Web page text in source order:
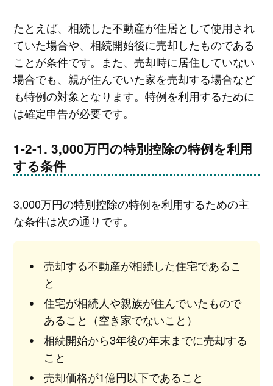
たとえば、相続した不動産が住居として使用され
ていた場合や、相続開始後に売却したものである
ことが条件です。また、売却時に居住していない
場合でも、親が住んでいた家を売却する場合など
も特例の対象となります。特例を利用するために
は確定申告が必要です。
3,000万円の特別控除の特例を利用
する条件
3,000万円の特別控除の特例を利用するための主
な条件は次の通りです。
売却する不動産が相続した住宅であるこ
と
住宅が相続人や親族が住んでいたもので
あること（空き家でないこと）
相続開始から3年後の年末までに売却する
こと
売却価格が1億円以下であること